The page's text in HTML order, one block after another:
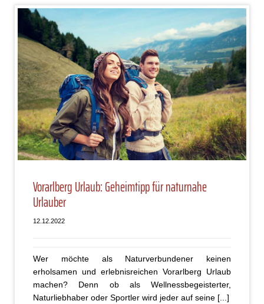
Vorarlberg Urlaub: Geheimtipp für naturnahe
Urlauber
12.12.2022
Wer möchte als Naturverbundener keinen
erholsamen und erlebnisreichen Vorarlberg Urlaub
machen? Denn ob als Wellnessbegeisterter,
Naturliebhaber oder Sportler wird jeder auf seine [...]